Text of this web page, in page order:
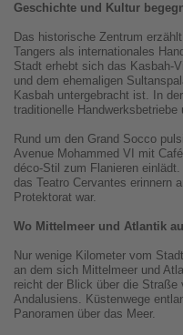
Geschichte und Kultur
Das historische Zentrum
Tangers als internationales
Stadt erhebt sich das Kasbah-
und dem ehemaligen
Kasbah untergebracht ist. In
traditionelle
Rund um den Grand Socco
Avenue Mohammed VI mit
déco-Stil zum Flanieren
das Teatro Cervantes erinnern
Protektorat war.
Wo Mittelmeer und Atlantik
Nur wenige Kilometer vom
an dem sich Mittelmeer und
reicht der Blick über die
Andalusiens. Küstenwege
Panoramen über das Meer.